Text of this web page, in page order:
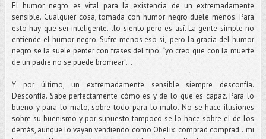
El humor negro es vital para la existencia de un extremadamente
sensible. Cualquier cosa, tomada con humor negro duele menos. Para
esto hay que ser inteligente…lo siento pero es así. La gente simple no
entiende el humor negro. Sufre menos eso sí, .pero la gracia del humor
negro se la suele perder con frases del tipo: “yo creo que con la muerte
de un padre no se puede bromear”…
Y por último, un extremadamente sensible siempre desconfía.
Desconfía. Sabe perfectamente cómo es y de lo que es capaz. Para lo
bueno y para lo malo, sobre todo para lo malo. No se hace ilusiones
sobre su buenismo y por supuesto tampoco se lo hace sobre el de los
demás, aunque lo vayan vendiendo como Obelix: comprad comprad...mi